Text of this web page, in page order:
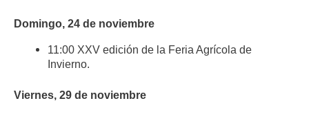
Domingo, 24 de noviembre
11:00 XXV edición de la Feria Agrícola de
Invierno.
Viernes, 29 de noviembre